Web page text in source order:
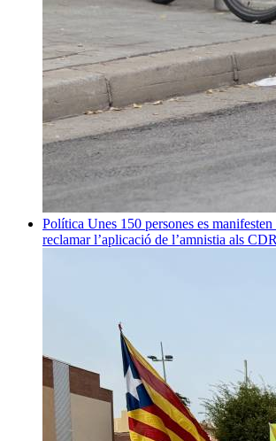
Política Unes 150 persones es
reclamar l’aplicació de l’amnistia als CDR